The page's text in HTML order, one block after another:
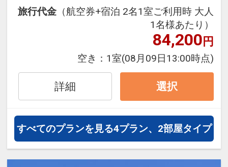
にも最適！
旅行期間中の1泊だけの宿泊や延
泊・飛び泊なども自由自在です。
フライトは、安心のJAL（または
JALグループ）確約！フライトマイ
ル50%貯まります。
オプションでレンタカーや現地交
通・体験プランなどの追加（同時予
約）が可能なプランもございます。
ホテル前の「パイナガマビーチ」ま
では道路を挟んですぐ目の前。周辺
旅行代金 （航空券+宿泊 2名1室ご利用時 大人
1名様あたり）
84,200円
空き： 1室(08月09日13:00時点)
詳細 選択
すべてのプランを見る4プラン、2部屋タイプ